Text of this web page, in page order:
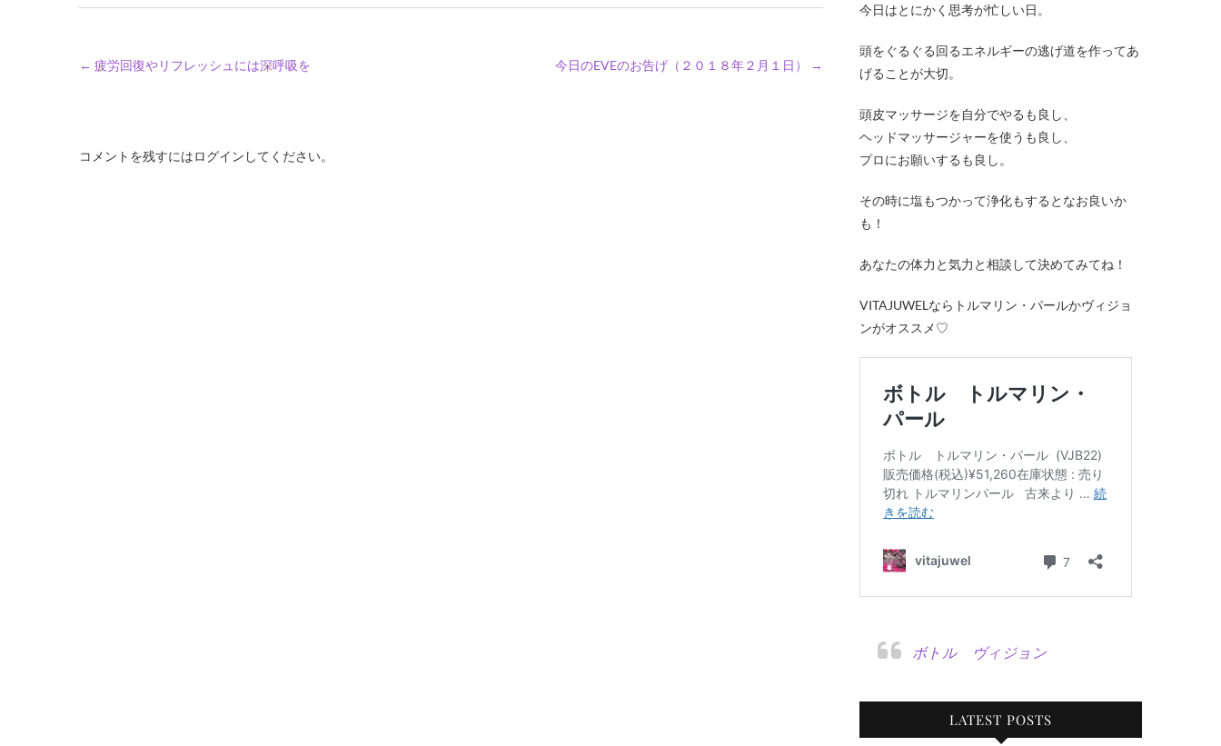
← 疲労回復やリフレッシュには深呼吸を 今日のEVEのお告げ（２０１８年２月１日） →
コメントを残すにはログインしてください。
今日はとにかく思考が忙しい日。
頭をぐるぐる回るエネルギーの逃げ道を作ってあ
げることが大切。
頭皮マッサージを自分でやるも良し、
ヘッドマッサージャーを使うも良し、
プロにお願いするも良し。
その時に塩もつかって浄化もするとなお良いか
も！
あなたの体力と気力と相談して決めてみてね！
VITAJUWELならトルマリン・パールかヴィジョ
ンがオススメ♡
ボトル ヴィジョン
LATEST POSTS